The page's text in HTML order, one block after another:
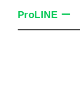
ProLINE ー